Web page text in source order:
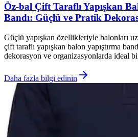
Öz-bal Çift Taraflı Yapışkan
Bandı: Güçlü ve Pratik
Güçlü yapışkan özellikleriyle balonları
çift taraflı yapışkan balon yapıştırma
dekorasyon ve organizasyonlarda ideal
Daha fazla bilgi edinin